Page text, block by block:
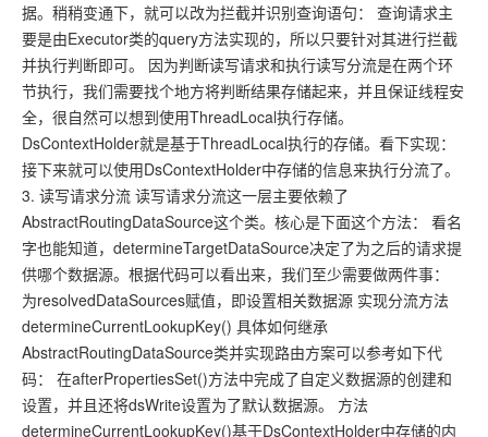
据。稍稍变通下，就可以改为拦截并识别查询语句： 查询请求主
要是由Executor类的query方法实现的，所以只要针对其进行拦截
并执行判断即可。 因为判断读写请求和执行读写分流是在两个环
节执行，我们需要找个地方将判断结果存储起来，并且保证线程安
全，很自然可以想到使用ThreadLocal执行存储。
DsContextHolder就是基于ThreadLocal执行的存储。看下实现：
接下来就可以使用DsContextHolder中存储的信息来执行分流了。
3. 读写请求分流 读写请求分流这一层主要依赖了
AbstractRoutingDataSource这个类。核心是下面这个方法： 看名
字也能知道，determineTargetDataSource决定了为之后的请求提
供哪个数据源。根据代码可以看出来，我们至少需要做两件事：
为resolvedDataSources赋值，即设置相关数据源 实现分流方法
determineCurrentLookupKey() 具体如何继承
AbstractRoutingDataSource类并实现路由方案可以参考如下代
码： 在afterPropertiesSet()方法中完成了自定义数据源的创建和
设置，并且还将dsWrite设置为了默认数据源。 方法
determineCurrentLookupKey()基于DsContextHolder中存储的内